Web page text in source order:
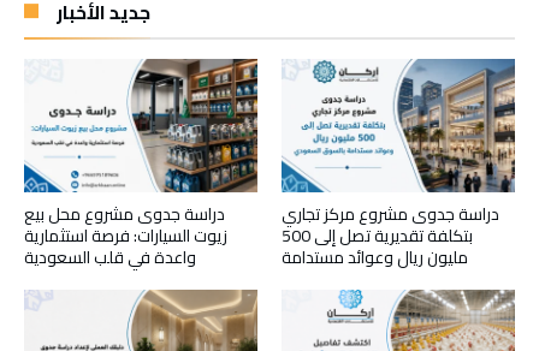
جديد الأخبار
دراسة جدوى مشروع محل بيع
زيوت السيارات: فرصة استثمارية
واعدة في قلب السعودية
دراسة جدوى مشروع مركز تجاري
بتكلفة تقديرية تصل إلى 500
مليون ريال وعوائد مستدامة